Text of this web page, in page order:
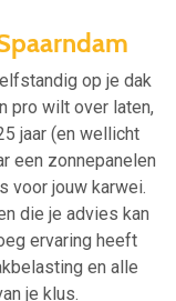
op je dak
pro wilt over laten,
jaar (en wellicht
een zonnepanelen
voor jouw karwei.
die je advies kan
ervaring heeft
en alle
je klus.